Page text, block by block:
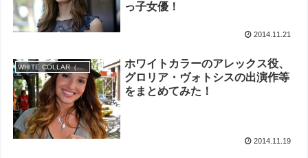
っ子女優！
2014.11.21
WHITE COLLAR（ホワイトカラー）
ホワイトカラーのアレックス役、
グロリア・ヴォトシスの出演作等
をまとめてみた！
2014.11.19